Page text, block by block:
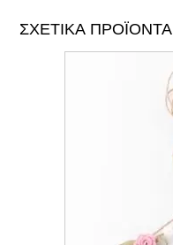
ΣΧΕΤΙΚΆ ΠΡΟΪΌΝΤΑ